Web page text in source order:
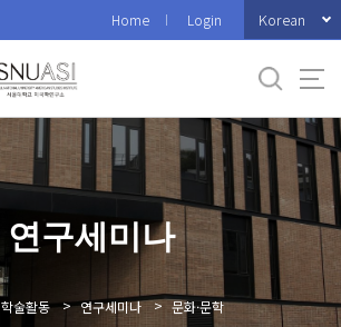
Home Login Korean
연구세미나
학술활동 > 연구세미나 > 문화·문학